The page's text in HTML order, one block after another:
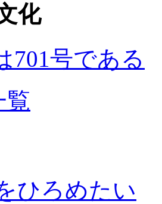
化
701号である
覧
ひろめたい